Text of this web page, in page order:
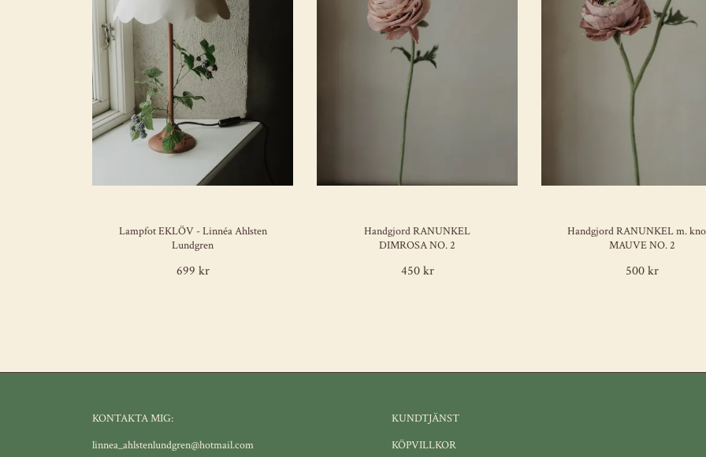
Lampfot EKLÖV - Linnéa Ahlsten
Lundgren
699 kr
Handgjord RANUNKEL
DIMROSA NO. 2
450 kr
Handgjord RANUNKEL m.
MAUVE NO. 2
500 kr
KONTAKTA MIG:
linnea_ahlstenlundgren@hotmail.com
KUNDTJÄNST
KÖPVILLKOR